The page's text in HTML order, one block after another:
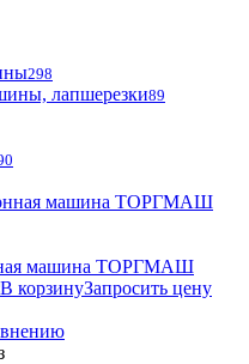
298
лапшерезки89
машина ТОРГМАШ
Запросить цену